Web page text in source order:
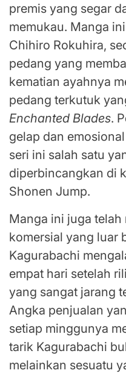
premis yang segar
memukau. Manga
Chihiro Rokuhira,
pedang yang
kematian ayahnya
pedang terkutuk
Enchanted Blades.
gelap dan
seri ini salah satu
diperbincangkan di
Shonen Jump.
Manga ini juga telah
komersial yang luar
Kagurabachi
empat hari setelah
yang sangat jarang
Angka penjualan
setiap minggunya
tarik Kagurabachi
melainkan sesuatu